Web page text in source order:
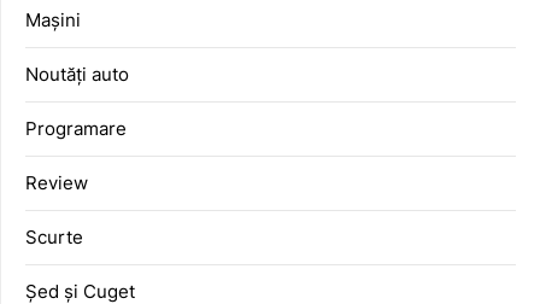
Mașini
Noutăți auto
Programare
Review
Scurte
Șed și Cuget